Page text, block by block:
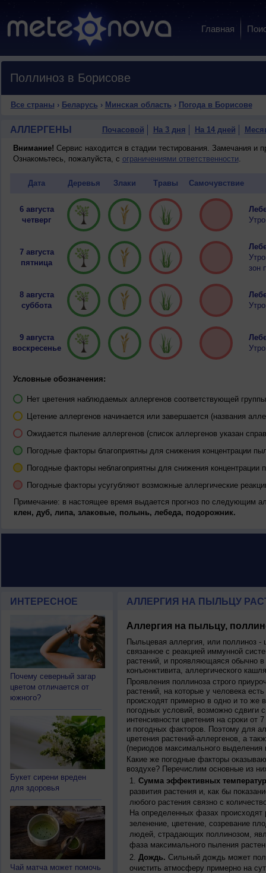
Главная
Поллиноз в Борисове
Все страны › Беларусь › Минская область › Погода в Борисове
АЛЛЕРГЕНЫ Почасовой На 3 дня На 14 дней
Внимание! Сервис находится в стадии тестирования. Замечания и
Ознакомьтесь, пожалуйста, с ограничениями ответственности.
Дата Деревья Злаки Травы Самочувствие
6 августа
четверг
7 августа
пятница
зон
8 августа
суббота
9 августа
воскресенье
Условные обозначения:
Нет цветения наблюдаемых аллергенов соответствующей
Цетение аллергенов начинается или завершается (названия
Ожидается пыление аллергенов (список аллергенов указан
Погодные факторы благоприятны для снижения концентрации
Погодные факторы неблагоприятны для снижения концентрации
Погодные факторы усугубляют возможные аллергические
Примечание: в настоящее время выдается прогноз по следующим
клен, дуб, липа, злаковые, полынь, лебеда, подорожник.
ИНТЕРЕСНОЕ
Почему северный загар
цветом отличается от
южного?
Букет сирени вреден
для здоровья
Чай матча может помочь
АЛЛЕРГИЯ НА ПЫЛЬЦУ
Аллергия на пыльцу,
Пыльцевая аллергия, или поллиноз -
связанное с реакцией иммунной
растений, и проявляющаяся обычно
конъюнктивита, аллергического
Проявления поллиноза строго
растений, на которые у человека
происходят примерно в одно и то же
погодных условий, возможно сдвиги
интенсивности цветения на сроки от
и погодных факторов. Поэтому для
цветения растений-аллергенов, а
(периодов максимального
Какие же погодные факторы
воздухе? Перечислим основные из
Сумма эффективных
развития растения и, как бы
любого растения связно с
На определенных фазах происходят
зеленение, цветение, созревание
людей, страдающих поллинозом,
фаза максимального пыления
Дождь. Сильный дождь может
очистить атмосферу примерно на